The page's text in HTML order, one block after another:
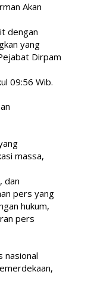
Akan
dengan
yang
Dirpam
09:56 Wib.
massa,
dan
pers yang
hukum,
pers
nasional